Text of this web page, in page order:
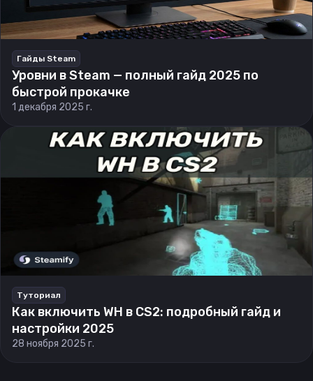
Гайды Steam
Уровни в Steam — полный гайд 2025 по
быстрой прокачке
1 декабря 2025 г.
Туториал
Как включить WH в CS2: подробный гайд и
настройки 2025
28 ноября 2025 г.